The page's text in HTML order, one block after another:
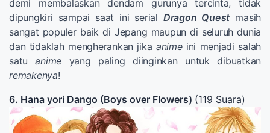
demi membalaskan dendam gurunya tercinta, tidak
dipungkiri sampai saat ini serial Dragon Quest masih
sangat populer baik di Jepang maupun di seluruh dunia
dan tidaklah mengherankan jika animeini menjadi salah
satuanime yang paling diinginkan untuk dibuatkan
remakenya!
6. Hana yori Dango (Boys over Flowers) (119 Suara)